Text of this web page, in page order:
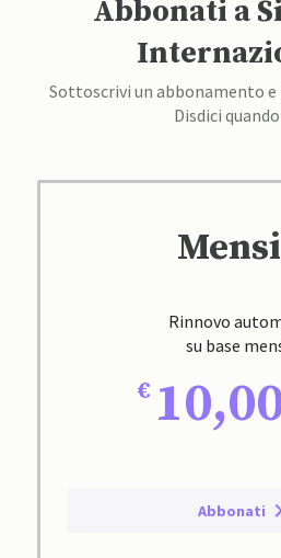
Abbonati a
Sottoscrivi un abbonamento
Disdici
Rinnovo
su base
Abbonati